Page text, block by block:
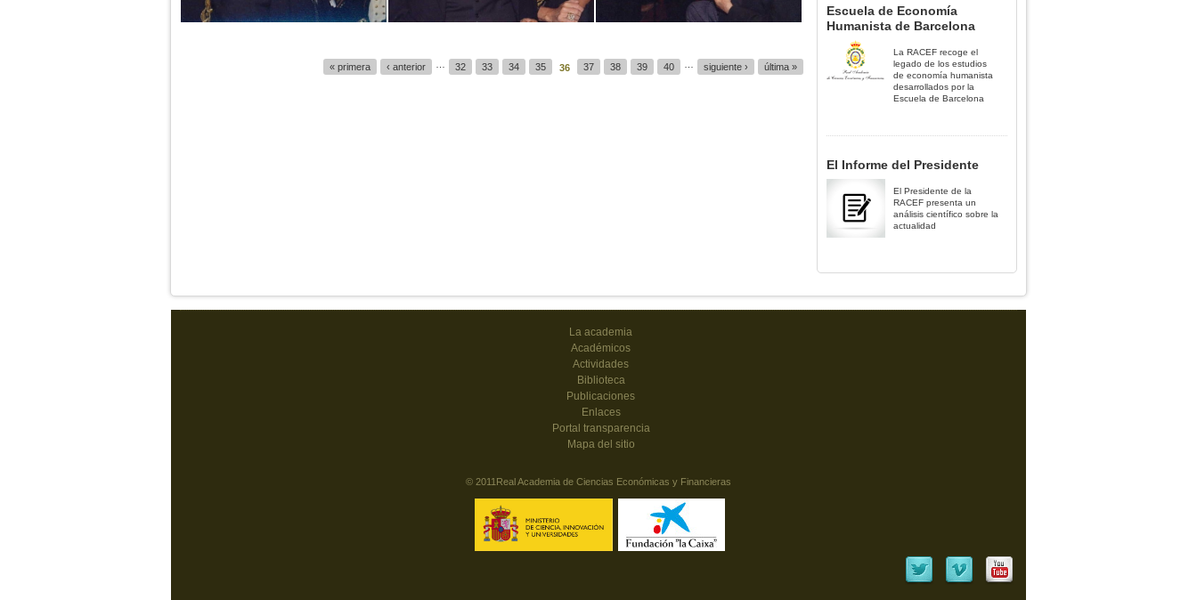
« primera ‹ anterior 32 33 34 35 36 37 38 39 40 siguiente › última »
Escuela de Economía
Humanista de Barcelona
La RACEF recoge el
legado de los estudios
de economía humanista
desarrollados por la
Escuela de Barcelona
El Informe del Presidente
El Presidente de la
RACEF presenta un
análisis científico sobre la
actualidad
La academia
Académicos
Actividades
Biblioteca
Publicaciones
Enlaces
Portal transparencia
Mapa del sitio
© 2011Real Academia de Ciencias Económicas y Financieras